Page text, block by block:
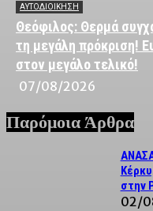
ΑΥΤΟΔΙΟΙΚΗΣΗ
Θεόφιλος: Θερμά
τη μεγάλη πρόκριση!
στον μεγάλο τελικό!
07/08/2026
Παρόμοια Άρθρα
στην
02/